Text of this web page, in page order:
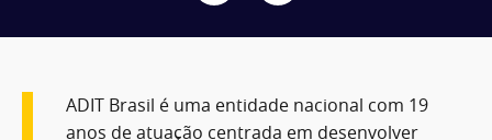
ADIT Brasil é uma entidade nacional com 19
anos de atuação centrada em desenvolver